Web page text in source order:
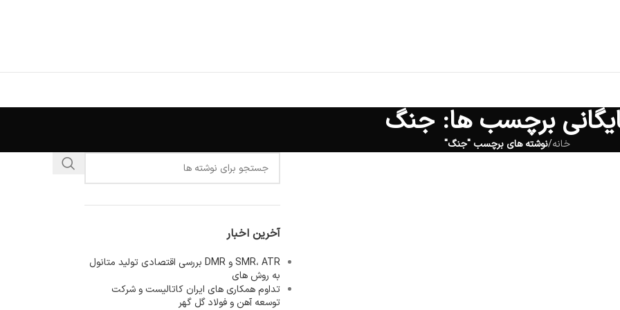
برچسب ها: جنگ
خانه/نوشته های برچسب "جنگ"
آخرین اخبار
SMR، ATR و DMR بررسی اقتصادی تولید متانول
به روش های
تداوم همکاری های ایران کاتالیست و شرکت
توسعه آهن و فولاد گل گهر